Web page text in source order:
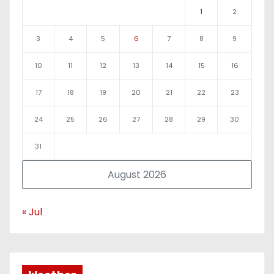
August 2026
1 2
3 4 5 6 7 8 9
10 11 12 13 14 15 16
17 18 19 20 21 22 23
24 25 26 27 28 29 30
31
« Jul